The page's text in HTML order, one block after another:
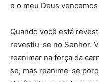
e o meu Deus
Quando você está
revestiu-se no Senhor.
reanimar na força da
se, mas reanime-se